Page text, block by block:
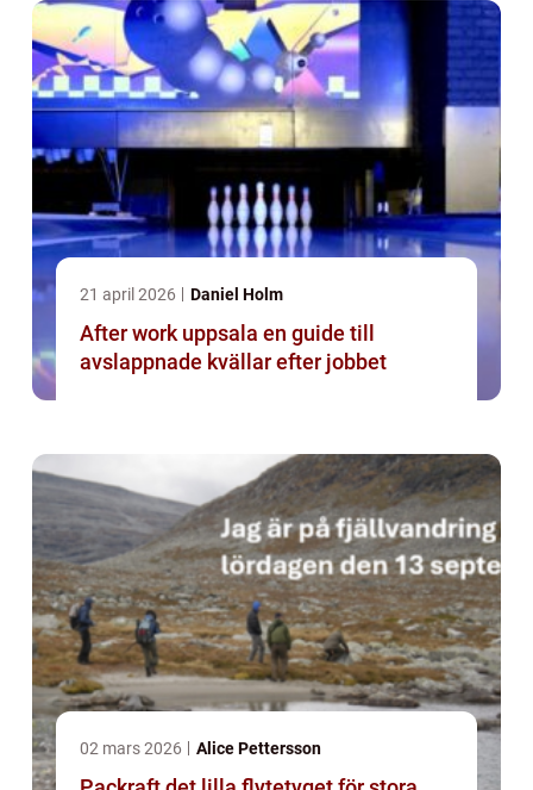
21 april 2026 Daniel Holm
After work uppsala en guide till
avslappnade kvällar efter jobbet
02 mars 2026 Alice Pettersson